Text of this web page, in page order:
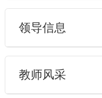
领导信息
教师风采